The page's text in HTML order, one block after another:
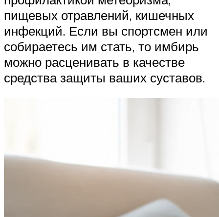
пищевых отравлений, кишечных
инфекций. Если вы спортсмен или
собираетесь им стать, то имбирь
можно расценивать в качестве
средства защиты ваших суставов.